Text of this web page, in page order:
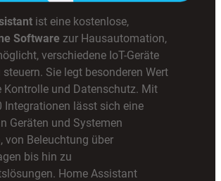
ist eine kostenlose,
Software zur Hausautomation,
verschiedene IoT-Geräte
Sie legt besonderen Wert
Kontrolle und Datenschutz. Mit
Integrationen lässt sich eine
Geräten und Systemen
von Beleuchtung über
bis hin zu
Home Assistant